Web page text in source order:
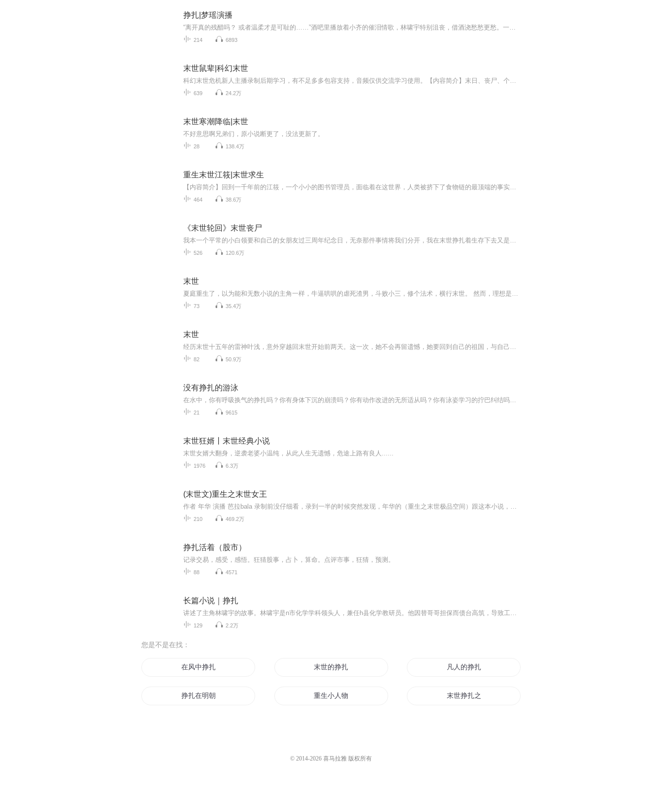
挣扎|梦瑶演播
“离开真的残醋吗？ 或者温柔才是可耻的……”酒吧里播放着小齐的催泪情歌，林啸宇特别沮丧，借酒浇愁愁更愁。一场风花雪月终究成为泡影，林啸宇竹篮打水一场空。老婆再也不能原谅自己铸下的如此大错，他自己也没脸再见到她了。是啊，怪谁？只能怪自己，若...
214 6893
末世鼠辈|科幻末世
科幻末世危机新人主播录制后期学习，有不足多多包容支持，音频仅供交流学习使用。【内容简介】末日、丧尸、个人、群体……我也看过一些末日题材的小说，咋说呢，总是觉得不太合情理，不太合乎逻辑。有人说科幻就别要逻辑了，太较真就不好看了。确实，包括...
639 24.2万
末世寒潮降临|末世
不好意思啊兄弟们，原小说断更了，没法更新了。
28 138.4万
重生末世江筱|末世求生
【内容简介】回到一千年前的江筱，一个小小的图书管理员，面临着在这世界，人类被挤下了食物链的最顶端的事实，必须想尽办法活下去。就是一个没有大志向的宅女在末世纪元生活下去的求生故事。【作者/主播简介】作者：宅四MM，网络小说作家。主播：点点传媒...
464 38.6万
《末世轮回》末世丧尸
我本一个平常的小白领要和自己的女朋友过三周年纪念日，无奈那件事情将我们分开，我在末世挣扎着生存下去又是一件件事情将我和伙伴分开，我简直就是衰神附体了，于是我从一个普通人变成人人害怕的杀神！被通缉五百亿那又如何？何惧，我乃宇宙之主 （本书不...
526 120.6万
末世
夏庭重生了，以为能和无数小说的主角一样，牛逼哄哄的虐死渣男，斗败小三，修个法术，横行末世。 然而，理想是霸气攻，现在永远特么是渣受，末世开始没几天就碰到个不要脸的臭流氓。夏庭仰天竖中指，特么让劳资重生回来就是被流氓骑压的吗？！！！ 雷少恒...
73 35.4万
末世
经历末世十五年的雷神叶浅，意外穿越回末世开始前两天。这一次，她不会再留遗憾，她要回到自己的祖国，与自己的父母在一起，哪怕是末世来临。她与战友们又要如何在这末世中，寻求一片净土？保护父母一生平安？本文一对一，男女双强，身心干净！
82 50.9万
没有挣扎的游泳
在水中，你有呼吸换气的挣扎吗？你有身体下沉的崩溃吗？你有动作改进的无所适从吗？你有泳姿学习的拧巴纠结吗？那怎么才能游的轻松优雅，问题在哪儿，希望在哪儿，在这儿，让我们一起探寻。。。
21 9615
末世狂婿丨末世经典小说
末世女婿大翻身，逆袭老婆小温纯，从此人生无遗憾，危途上路有良人......
1976 6.3万
(末世文)重生之末世女王
作者 年华 演播 芭拉bala 录制前没仔细看，录到一半的时候突然发现，年华的（重生之末世极品空间）跟这本小说，除了名字不一样，其他的都一毛一样，不过都是一个作者的，我也不知道是咋回事，凑合着听吧。。。。 末日血腥,满地狼藉,危机四伏,丧尸席卷全世界,为了生存,她苟且偷生,却不料被渣男一脚踹进丧尸群,待她再次睁开眼,竟然重生在末世前,还意外得到逆天的异能空间,再次面对末世,就看她怎么带着极品空间去灭丧尸,建立自己的军队冲破末世的黎明……
210 469.2万
挣扎活着（股市）
记录交易，感受，感悟。狂猜股事，占卜，算命。点评市事，狂猜，预测。
88 4571
长篇小说｜挣扎
讲述了主角林啸宇的故事。林啸宇是n市化学学科领头人，兼任h县化学教研员。他因替哥哥担保而债台高筑，导致工资卡被冻结，生活陷入困境。他的工作、婚姻、感情以及人际关系等情节，也是我们每一个上班族的写照。
129 2.2万
您是不是在找：
在风中挣扎 末世的挣扎 凡人的挣扎
挣扎在明朝 重生小人物之挣扎 末世挣扎之起源
© 2014-2026 喜马拉雅 版权所有